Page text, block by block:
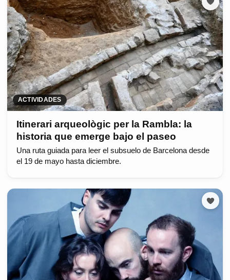
ACTIVIDADES
Itinerari arqueològic per la Rambla: la
historia que emerge bajo el paseo
Una ruta guiada para leer el subsuelo de Barcelona desde
el 19 de mayo hasta diciembre.